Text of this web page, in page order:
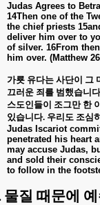
Judas Agrees to
14Then one of the
the chief priests
deliver him over to
of silver. 16From
him over. (Matthew
가룟 유다는 사단이 그
끄러운 죄를 범했습니다
스도인들이 조그만 한
있습니다. 우리도 조심
Judas Iscariot
penetrated his heart
may accuse Judas,
and sold their
to follow in the
물질 때문에